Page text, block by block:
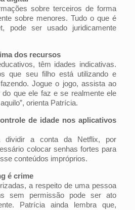
sobre terceiros de forma
sobre menores. Tudo o que é
pode ser usado juridicamente
dos recursos
têm idades indicativas.
que seu filho está utilizando e
Jogue o jogo, assista ao
do que ele faz e se realmente ele
orienta Patrícia.
de idade nos aplicativos
dividir a conta da Netflix, por
colocar senhas fortes para
conteúdos impróprios.
é crime
a respeito de uma pessoa
sem permissão pode ser ato
Patrícia ainda lembra que,